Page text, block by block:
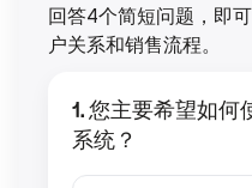
回答4个简短问题，即
户关系和销售流程。
1. 您主要希望如何
系统？